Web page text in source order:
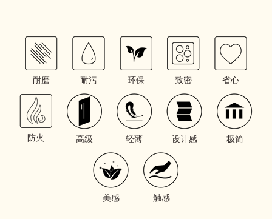
耐磨 耐污 环保 致密 省心
防火 高级 轻薄 设计感 极简
美感 触感